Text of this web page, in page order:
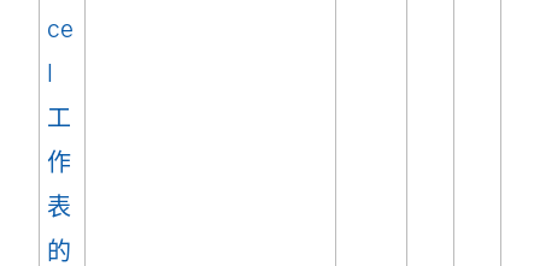
ce
工
作
表
的